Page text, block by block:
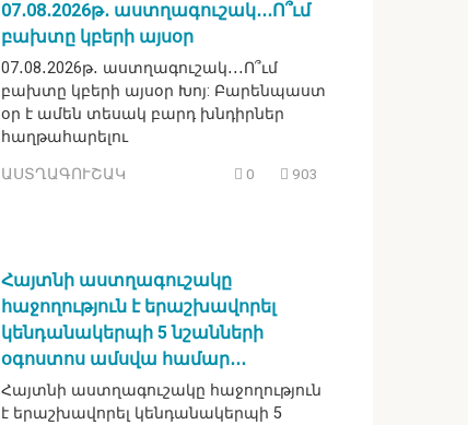
07․08․2026թ․ աստղագուշակ․․․Ո՞ւմ
բախտը կբերի այսօր
07․08․2026թ․ աստղագուշակ․․․Ո՞ւմ
բախտը կբերի այսօր Խոյ: Բարենպաստ
օր է ամեն տեսակ բարդ խնդիրներ
հաղթահարելու
ԱՍՏՂԱԳՈՒՇԱԿ 0 903
Հայտնի աստղագուշակը
հաջողություն է երաշխավորել
կենդանակերպի 5 նշանների
օգոստոս ամսվա համար․․․
Հայտնի աստղագուշակը հաջողություն
է երաշխավորել կենդանակերպի 5